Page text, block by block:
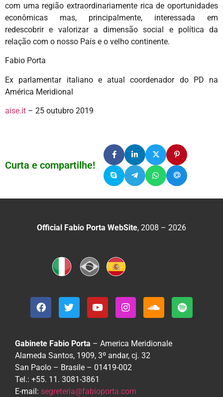
com uma região extraordinariamente rica de oportunidades
econômicas mas, principalmente, interessada em
redescobrir e valorizar a dimensão social e política da
relação com o nosso País e o velho continente.
Fabio Porta
Ex parlamentar italiano e atual coordenador do PD na
América Meridional
aise.it – 25 outubro 2019
Curta e compartilhe!
Official Fabio Porta WebSite, 2008 – 2026
Gabinete Fabio Porta – America Meridionale
Alameda Santos, 1909, 3º andar, cj. 32
San Paolo – Brasile – 01419-002
Tel.: +55. 11. 3081-3861
E-mail: segreteria@fabioporta.com